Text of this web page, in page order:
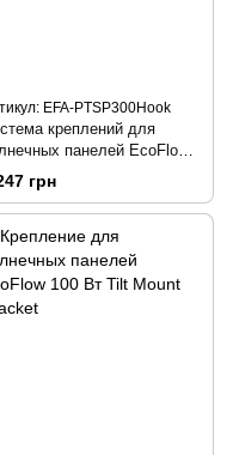
EFA-PTSP300Hook
креплений для
панелей EcoFlow
Hook Kit
грн